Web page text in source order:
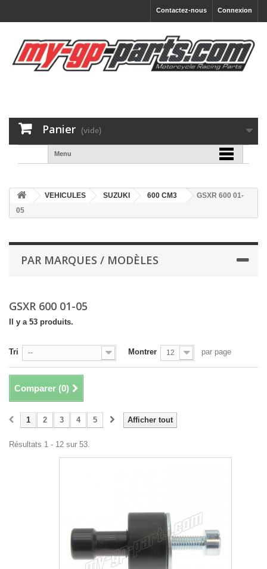
Connexion
Contactez-nous
Panier (vide)
Menu
VEHICULES SUZUKI 600 CM3
GSXR 600 01-
05
PAR MARQUES / MODÈLES
GSXR 600 01-05
Il y a 53 produits.
Tri -- Montrer 12 par page
Comparer (0)
Afficher tout
1 2 3 4 5
Résultats 1 - 12 sur 53.